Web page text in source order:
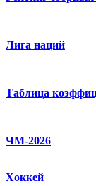
Лига наций
Таблица
ЧМ-2026
Хоккей